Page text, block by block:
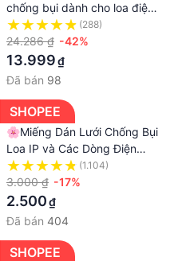
chống bụi dành cho loa điện
thoại
(288)
24.286 ₫ -42%
13.999₫
Đã bán 98
SHOPEE
🌸Miếng Dán Lưới Chống Bụi
Loa IP và Các Dòng Điện
Thoại Khác🌸🌸(1.104)
3.000 ₫ -17%
2.500₫
Đã bán 404
SHOPEE